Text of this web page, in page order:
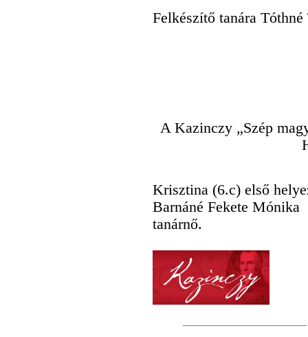
Felkészítő tanára
A Kazinczy „Szép
Krisztina (6.c) első
Barnáné Fekete Mónika
tanárnő.